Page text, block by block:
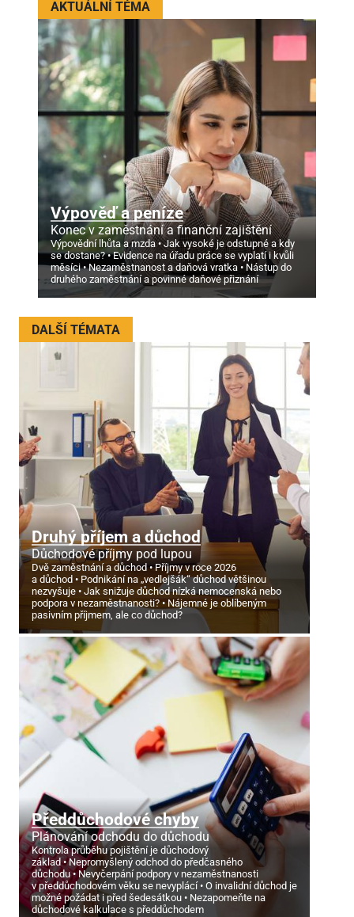
AKTUÁLNÍ TÉMA
Výpověď a peníze
Konec v zaměstnání a finanční zajištění
Výpovědní lhůta a mzda
Jak vysoké je odstupné a kdy
se dostane?
Evidence na úřadu práce se vyplatí i kvůli
měsíci
Nezaměstnanost a daňová vratka
Nástup do
druhého zaměstnání a povinné daňové přiznání
DALŠÍ TÉMATA
Druhý příjem a důchod
Důchodové příjmy pod lupou
Dvě zaměstnání a důchod
Příjmy v roce 2026
a důchod
Podnikání na „vedlejšák“ důchod většinou
nezvyšuje
Jak snižuje důchod nízká nemocenská nebo
podpora v nezaměstnanosti?
Nájemné je oblíbeným
pasivním příjmem, ale co důchod?
Předdůchodové chyby
Plánování odchodu do důchodu
Kontrola průběhu pojištění je důchodový
základ
Nepromyšlený odchod do předčasného
důchodu
Nevyčerpání podpory v nezaměstnanosti
v předdůchodovém věku se nevyplácí
O invalidní důchod je
možné požádat i před šedesátkou
Nezapomeňte na
důchodové kalkulace s předdůchodem